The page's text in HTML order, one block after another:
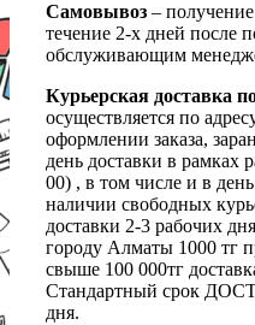
Самовывоз –
течение 2-х дней после
обслуживающим
Курьерская доставка
осуществляется по
оформлении заказа,
день доставки в рамках
00) , в том числе и в
наличии свободных
доставки 2-3 рабочих
городу Алматы 1000 тг
свыше 100 000тг
Стандартный срок
дня.